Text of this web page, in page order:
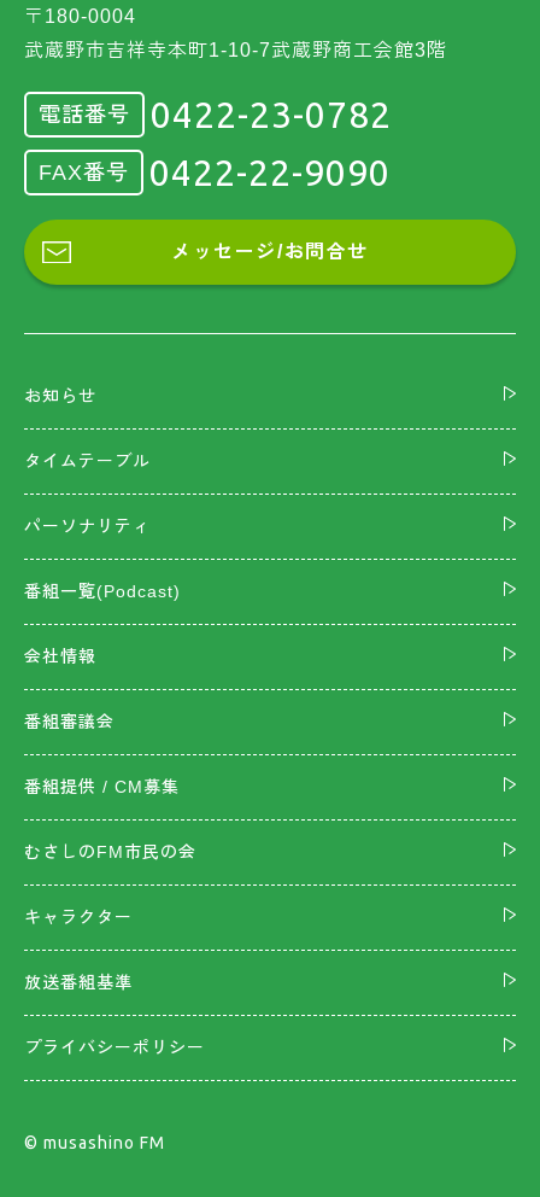
〒180-0004
武蔵野市吉祥寺本町1-10-7武蔵野商工会館3階
電話番号 0422-23-0782
FAX番号 0422-22-9090
メッセージ/お問合せ
お知らせ
タイムテーブル
パーソナリティ
番組一覧(Podcast)
会社情報
番組審議会
番組提供 / CM募集
むさしのFM市民の会
キャラクター
放送番組基準
プライバシーポリシー
©︎ musashino FM